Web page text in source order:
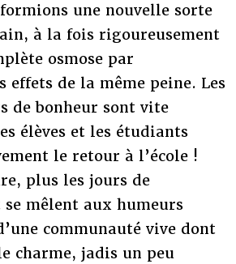
une nouvelle sorte
à la fois rigoureusement
osmose par
effets de la même peine. Les
de bonheur sont vite
élèves et les étudiants
le retour à l’école !
plus les jours de
se mêlent aux humeurs
communauté vive dont
charme, jadis un peu